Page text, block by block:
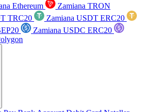
Ethereum
Zamiana TRON
TRC20
Zamiana USDT ERC20
Zamiana USDC ERC20